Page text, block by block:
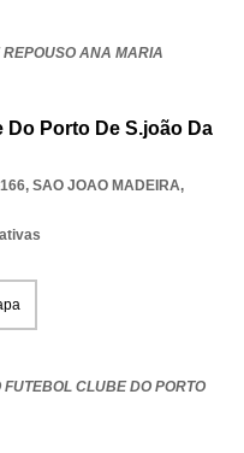
ANA MARIA
Porto De S.joão Da
, SAO JOAO MADEIRA,
CLUBE DO PORTO